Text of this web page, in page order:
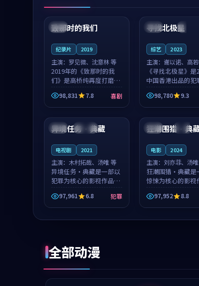
中国 4K
99:22
致那时的我们
纪录片 2019
主演： 罗见微、沈意林 等
2019年的《致那时的我
们》是高桥纯再度打磨的
喜剧佳作。中国大陆的取
景与都市寓言的氛围相互
成就，罗见微与沈意林的
影片在悬念...
98,831 7.8 喜剧
中国 4K
寻找北极星
综艺 2023
主演： 谢以诺、高
《寻找北极星》
中国香港出品的犯
作，主创团队希望
冒险的故事让观众
想一想。谢以诺领
柯的叙事节...
98,780 9.3
日本 连载中
99:19
异境任务·典藏
电视剧 2021
主演： 木村拓哉、汤唯 等
异境任务·典藏是一部以
犯罪为核心的影视作品，
围绕危机、反转与人物成
长展开，整体节奏紧凑，
值得推荐观看。
97,961 6.8 犯罪
中国 完结
狂潮围猎·典
电影 2024
主演： 刘亦菲、汤
狂潮围猎·典藏是
惊悚为核心的影视
围绕危机、反转与
长展开，整体节奏
值得推荐观看。
97,952 8.8
全部动漫